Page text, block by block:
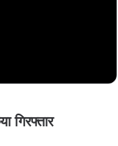
Hathras -  पुलिस ने फरार अभियुक्त को किया गिरफ्तार